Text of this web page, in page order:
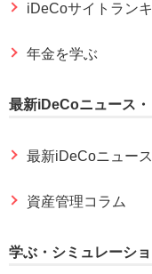
iDeCoサイトラン
年金を学ぶ
最新iDeCoニュース
最新iDeCoニュース
資産管理コラム
学ぶ・シミュレーシ